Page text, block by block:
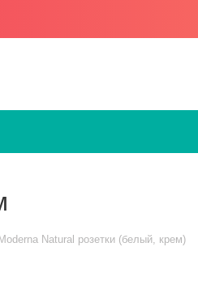
Natural розетки (белый, крем)